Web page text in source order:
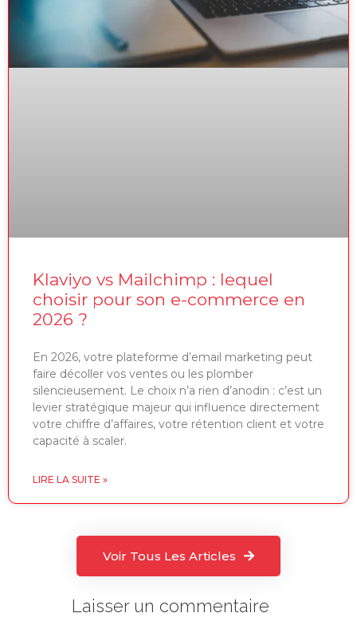
Klaviyo vs Mailchimp : lequel
choisir pour son e-commerce en
2026 ?
En 2026, votre plateforme d’email marketing peut
faire décoller vos ventes ou les plomber
silencieusement. Le choix n’a rien d’anodin : c’est un
levier stratégique majeur qui influence directement
votre chiffre d’affaires, votre rétention client et votre
capacité à scaler.
LIRE LA SUITE »
Voir Tous Les Articles
Laisser un commentaire